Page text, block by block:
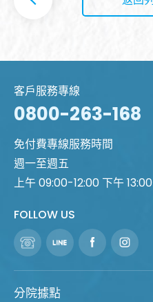
客戶服務專線
0800-263-168
免付費專線服務時間
週一至週五
上午 09:00-12:00 下午
FOLLOW US
分院據點